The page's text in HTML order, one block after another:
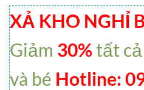
XẢ KHO NGHỈ
Giảm 30%tất
và bé Hotline: